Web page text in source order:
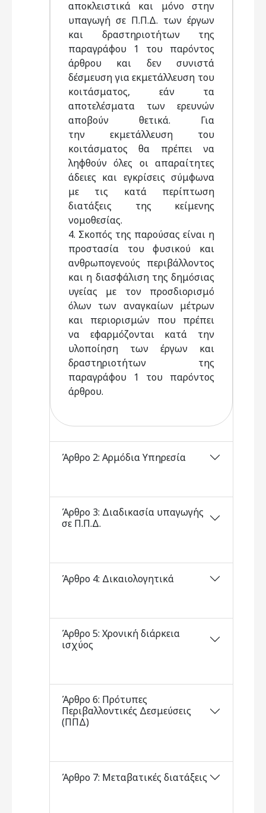
αποκλειστικά και μόνο στην
υπαγωγή σε Π.Π.Δ. των έργων
και δραστηριοτήτων της
παραγράφου 1 του παρόντος
άρθρου και δεν συνιστά
δέσμευση για εκμετάλλευση του
κοιτάσματος, εάν τα
αποτελέσματα των ερευνών
αποβούν θετικά. Για
την εκμετάλλευση του
κοιτάσματος θα πρέπει να
ληφθούν όλες οι απαραίτητες
άδειες και εγκρίσεις σύμφωνα
με τις κατά περίπτωση
διατάξεις της κείμενης
νομοθεσίας.
4. Σκοπός της παρούσας είναι η
προστασία του φυσικού και
ανθρωπογενούς περιβάλλοντος
και η διασφάλιση της δημόσιας
υγείας με τον προσδιορισμό
όλων των αναγκαίων μέτρων
και περιορισμών που πρέπει
να εφαρμόζονται κατά την
υλοποίηση των έργων και
δραστηριοτήτων της
παραγράφου 1 του παρόντος
άρθρου.
Άρθρο 2: Αρμόδια Υπηρεσία
Άρθρο 3: Διαδικασία υπαγωγής
σε Π.Π.Δ.
Άρθρο 4: Δικαιολογητικά
Άρθρο 5: Χρονική διάρκεια
ισχύος
Άρθρο 6: Πρότυπες
Περιβαλλοντικές Δεσμεύσεις
(ΠΠΔ)
Άρθρο 7: Μεταβατικές διατάξεις